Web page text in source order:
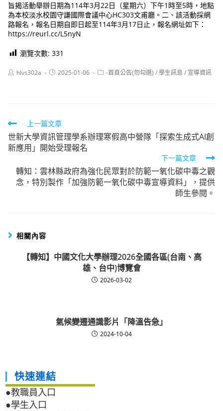
旨揭活動舉辦日期為114年3月22日（星期六）下午1時至5時，地點
為本校淡水校園守謙國際會議中心HC303文甫廳。二、該活動採網
路報名，報名日期自即日起至114年3月17日止，報名網址如下：
https://reurl.cc/L5nyN
瀏覽次數: 331
Posthlvs302a
Post2025-01-06
Post-首頁公告(勿勾選) /學生訊息 / 宣導資訊
Read
more
articles
上一篇文章
世新大學資訊管理學系辦理寒假高中營隊「探索生成式AI創
新應用」開始受理報名
下一篇文章
轉知：雲林縣政府為強化民眾對於防範一氧化碳中毒之觀
念，特別製作「加強防範一氧化碳中毒宣導資料」，提供
師生參閱。
相關內容
【轉知】中國文化大學辦理2026全國各區(台南、高
雄、台中)博覽會
2026-03-02
氣候變遷通識影片「降溫告急」
2024-10-04
快速連結
●教職員入口
●學生入口